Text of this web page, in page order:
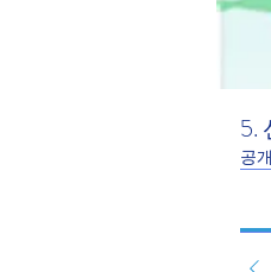
5.
공개